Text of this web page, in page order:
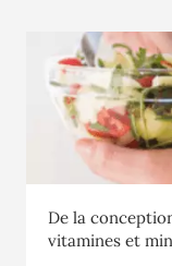
De la
vitamines et